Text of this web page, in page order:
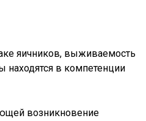
яичников, выживаемость
находятся в компетенции
возникновение